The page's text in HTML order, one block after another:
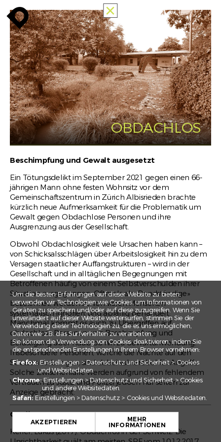
enroute enroute
ALLE
MEMORIES
OF
RACISM
PUBLIC
MAPPING
enroute INFO
+
Leaflet
close
OBDACHLOS
Beschimpfung und Gewalt ausgesetzt
Ein Tötungsdelikt im September 2021 gegen einen 66-
jährigen Mann ohne festen Wohnsitz vor dem
Gemeinschaftszentrum in Zürich Albisrieden brachte
kürzlich neue Aufmerksamkeit für die Problematik um
Gewalt gegen Obdachlose Personen und ihre
Ausgrenzung aus der Gesellschaft.
Obwohl Obdachlosigkeit viele Ursachen haben kann –
von Schicksalsschlägen über Arbeitslosigkeit hin zu dem
Versagen staatlicher Auffangstrukturen – wird in der
Gesellschaft und in alltäglichen Begegnungen mit
Betroffenen häufig von einem Selbstverschulden ihrer
Situation ausgegangen. Oftmals als «Randständige»
bezeichnet, werden sie von vielen Menschen
systematisch ignoriert und abfällig behandelt.
Manchmal kommt es auch zu Übergriffen auf
obdachlose Personen, von Beschimpfung und
Belästigung über Raub bis hin zu Gewaltanwendung.
Insbesondere Personen, welche die Nächte auf den
Strassen verbringen, sind dabei vulnerabel für Angriffe.
Solche Zwischenfälle werden aufgrund von fehlendem
Vertrauen zu Justiz und Polizei jedoch nur selten zur
Anzeige gebracht.
Quellen
Keller, Lukas (2017). Obdachlos in der Schweiz. Die
Um die besten Erfahrungen auf dieser Website zu bieten,
verwenden wir Technologien wie Cookies, um Informationen von
Geräten zu speichern und/oder auf diese zuzugreifen. Wenn Sie
unverändert auf dieser Website weitersurfen, stimmen Sie der
Verwendung dieser Technologien zu, die es uns ermöglichen,
Daten wie z.B. das Surfverhalten zu verarbeiten.
Sie können die Verwendung von Cookies deaktivieren, indem Sie
die entsprechenden Einstellungen in Ihrem Browser vornehmen:
Firefox:Einstellungen > Datenschutz und Sicherheit > Cookies
und Websitedaten.
Chrome:Einstellungen > Datenschutz und Sicherheit > Cookies
und andere Websitedaten.
Safari:Einstellungen > Datenschutz > Cookies und Websitedaten.
AKZEPTIEREN MEHR
INFORMATIONEN